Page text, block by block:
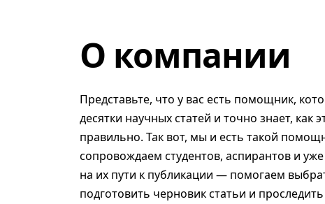
О компании
Представьте, что у вас есть помощник,
десятки научных статей и точно знает, как
правильно. Так вот, мы и есть такой
сопровождаем студентов, аспирантов и
на их пути к публикации — помогаем
подготовить черновик статьи и